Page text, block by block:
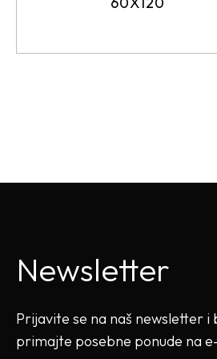
Newsletter
Prijavite se na naš newsletter i
primajte posebne ponude na